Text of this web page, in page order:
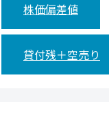
株価偏差値
貸付残＋空売り